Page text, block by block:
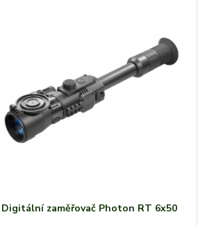
Digitální zaměřovač Photon RT 6x50